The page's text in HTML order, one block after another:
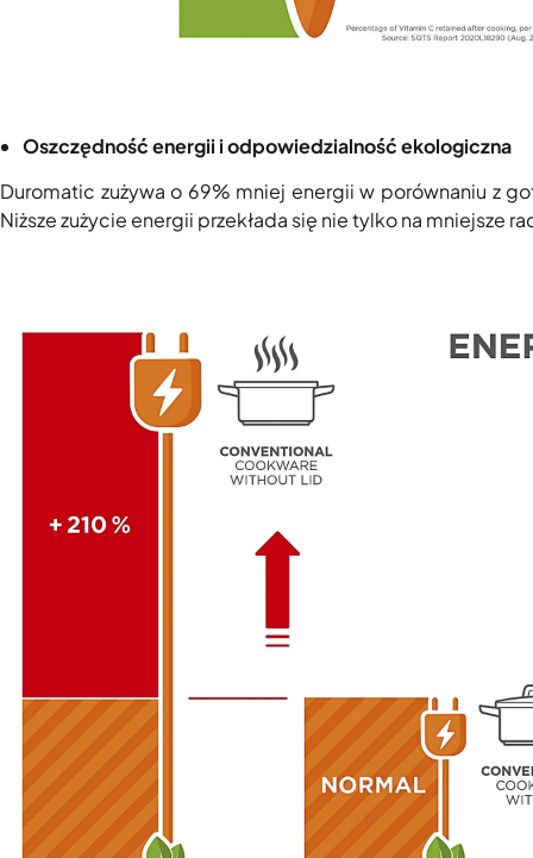
Oszczędność energii i odpowiedzialność ekologiczna
Duromatic zużywa o 69% mniej energii w porównaniu z
Niższe zużycie energii przekłada się nie tylko na mniejsze